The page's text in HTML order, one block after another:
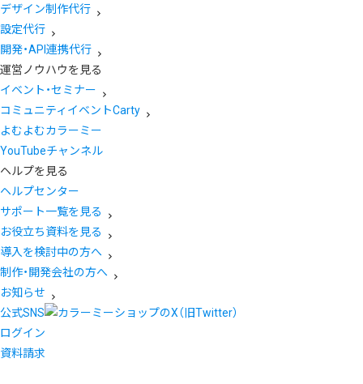
デザイン制作代行
設定代行
開発・API連携代行
運営ノウハウを見る
イベント・セミナー
コミュニティイベントCarty
よむよむカラーミー
YouTubeチャンネル
ヘルプを見る
ヘルプセンター
サポート一覧を見る
お役立ち資料を見る
導入を検討中の方へ
制作・開発会社の方へ
お知らせ
公式SNS
ログイン
資料請求